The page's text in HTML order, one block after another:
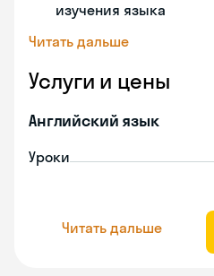
изучения языка
Читать дальше
Услуги и цены
Английский язык
Уроки
Читать дальше